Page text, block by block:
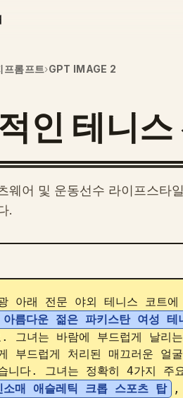
프롬프트›GPT IMAGE 2
인 테니
웨어 및 운동선수 라이프스타
.
아래 전문 야외 테니스 코트
아름다운 젊은 파키스탄 여성 테
. 그녀는 바람에 부드럽게 날
부드럽게 처리된 매끄러운 얼
니다. 그녀는 정확히 4가지 주
소매 애슬레틱 크롭 스포츠 탑
,